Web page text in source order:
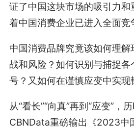
证了中国这块市场的吸引力
着中国消费企业已进入全面竞
中国消费品牌究竟该如何理
战和风险？如何识别与捕捉
号？又如何在谨慎应变中实现
从“看长”“向真”再到“应变”，
CBNData重磅输出《2023中